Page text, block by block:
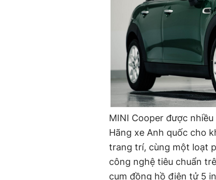
MINI Cooper được
Hãng xe Anh quốc cho
trang trí, cùng một loạt
công nghệ tiêu chuẩn
cụm đồng hồ điện tử 5